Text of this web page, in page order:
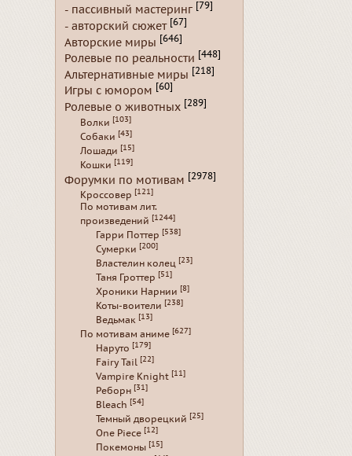
- пассивный мастеринг [79]
- авторский сюжет [67]
Авторские миры [646]
Ролевые по реальности [448]
Альтернативные миры [218]
Игры с юмором [60]
Ролевые о животных [289]
Волки [103]
Собаки [43]
Лошади [15]
Кошки [119]
Форумки по мотивам [2978]
Кроссовер [121]
По мотивам лит.
произведений [1244]
Гарри Поттер [538]
Сумерки [200]
Властелин колец [23]
Таня Гроттер [51]
Хроники Нарнии [8]
Коты-воители [238]
Ведьмак [13]
По мотивам аниме [627]
Наруто [179]
Fairy Tail [22]
Vampire Knight [11]
Реборн [31]
Bleach [54]
Темный дворецкий [25]
One Piece [12]
Покемоны [15]